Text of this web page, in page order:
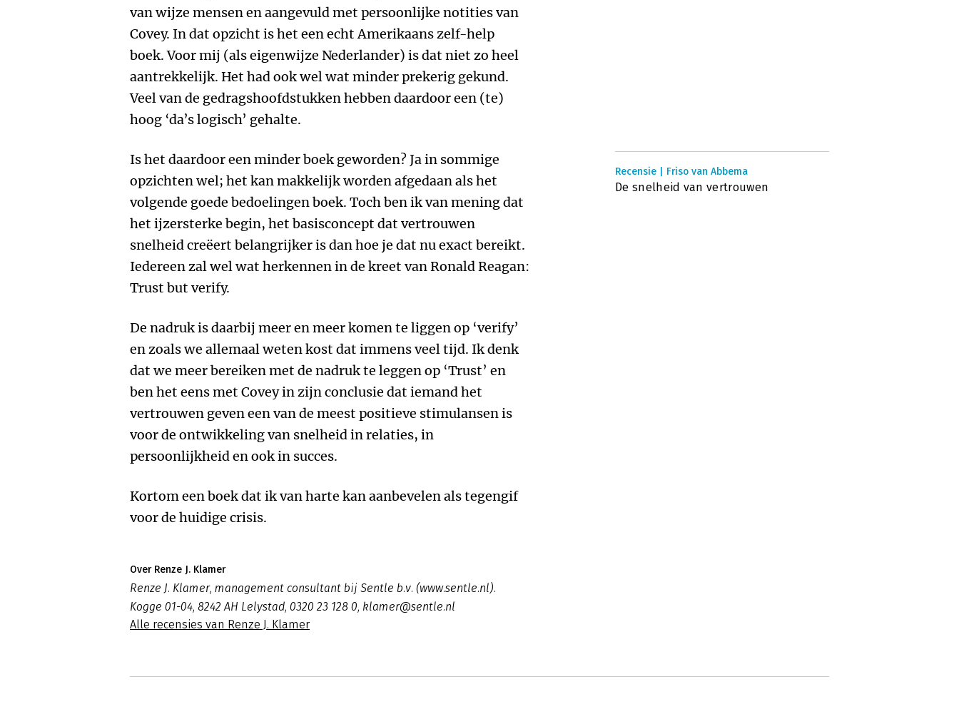
van wijze mensen en aangevuld met persoonlijke notities van
Covey. In dat opzicht is het een echt Amerikaans zelf-help
boek. Voor mij (als eigenwijze Nederlander) is dat niet zo heel
aantrekkelijk. Het had ook wel wat minder prekerig gekund.
Veel van de gedragshoofdstukken hebben daardoor een (te)
hoog ‘da’s logisch’ gehalte.
Is het daardoor een minder boek geworden? Ja in sommige
opzichten wel; het kan makkelijk worden afgedaan als het
volgende goede bedoelingen boek. Toch ben ik van mening dat
het ijzersterke begin, het basisconcept dat vertrouwen
snelheid creëert belangrijker is dan hoe je dat nu exact bereikt.
Iedereen zal wel wat herkennen in de kreet van Ronald Reagan:
Trust but verify.
De nadruk is daarbij meer en meer komen te liggen op ‘verify’
en zoals we allemaal weten kost dat immens veel tijd. Ik denk
dat we meer bereiken met de nadruk te leggen op ‘Trust’ en
ben het eens met Covey in zijn conclusie dat iemand het
vertrouwen geven een van de meest positieve stimulansen is
voor de ontwikkeling van snelheid in relaties, in
persoonlijkheid en ook in succes.
Kortom een boek dat ik van harte kan aanbevelen als tegengif
voor de huidige crisis.
Over Renze J. Klamer
Renze J. Klamer, management consultant bij Sentle b.v. (www.sentle.nl).
Kogge 01-04, 8242 AH Lelystad, 0320 23 128 0, klamer@sentle.nl
Alle recensies van Renze J. Klamer
Recensie | Friso van Abbema
De snelheid van vertrouwen